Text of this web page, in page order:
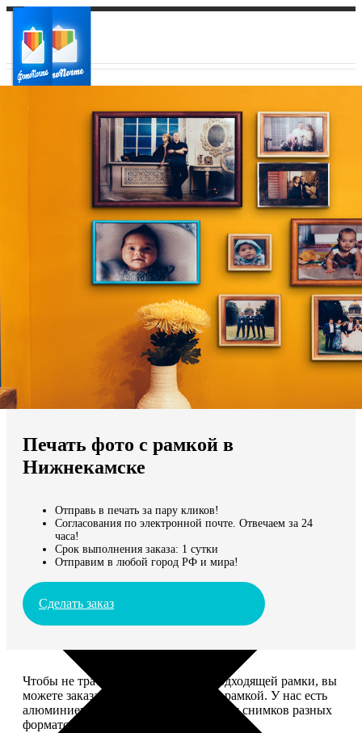
Ваш регион доставки
Выберите из списка:
Мы доставляем по всему миру
Продолжить без города
Печать фото с рамкой в
Нижнекамске
Отправь в печать за пару кликов!
Согласования по электронной почте. Отвечаем за 24
часа!
Срок выполнения заказа: 1 сутки
Отправим в любой город РФ и мира!
Сделать заказ
Чтобы не тратить время на поиск подходящей рамки, вы
можете заказать печать фото сразу с рамкой. У нас есть
алюминиевые и деревянные рамки для снимков разных
форматов.